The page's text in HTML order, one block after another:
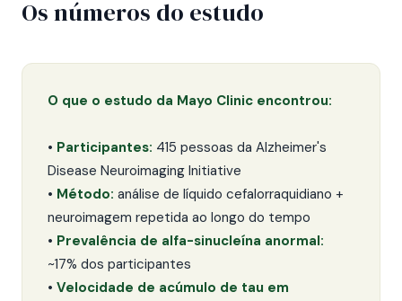
Os números do estudo
O que o estudo da Mayo Clinic encontrou:
• Participantes: 415 pessoas da Alzheimer's
Disease Neuroimaging Initiative
• Método: análise de líquido cefalorraquidiano +
neuroimagem repetida ao longo do tempo
• Prevalência de alfa-sinucleína anormal:
~17% dos participantes
• Velocidade de acúmulo de tau em